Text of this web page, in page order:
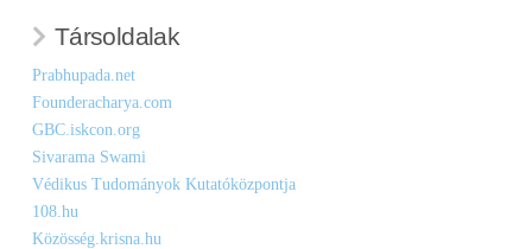
Társoldalak
Prabhupada.net
Founderacharya.com
GBC.iskcon.org
Sivarama Swami
Védikus Tudományok Kutatóközpontja
108.hu
Közösség.krisna.hu